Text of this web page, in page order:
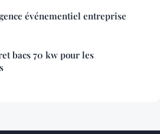
événementiel entreprise
bacs 70 kw pour les